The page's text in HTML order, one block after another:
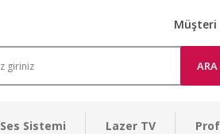
Müşteri
ARA
Ses Sistemi Lazer TV